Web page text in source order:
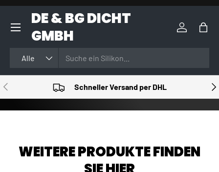
DIREKT ZUM INHALT
DE & BG DICHT
GMBH
Alle
Einloggen
VORHERIGE Schneller Versand per DHL
WEITERE PRODUKTE FINDEN